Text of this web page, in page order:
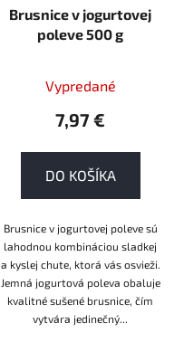
Brusnice v jogurtovej
poleve 500 g
Vypredané
7,97 €
DO KOŠÍKA
Brusnice v jogurtovej poleve sú
lahodnou kombináciou sladkej
a kyslej chute, ktorá vás osvieži.
Jemná jogurtová poleva obaluje
kvalitné sušené brusnice, čím
vytvára jedinečný...